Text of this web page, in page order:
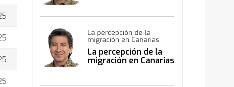
La percepción de la
migración en Canarias
La percepción de la
migración en Canarias